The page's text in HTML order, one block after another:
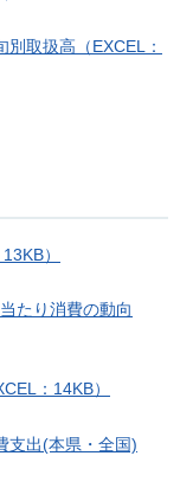
取扱高（EXCEL：
）
たり消費の動向
：14KB）
支出(本県・全国)